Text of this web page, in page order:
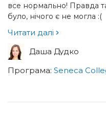
все нормально! Правда
було, нічого є не могла :(
Читати далі
Даша Дудко
Програма: Seneca